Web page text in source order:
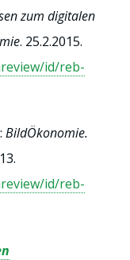
zum digitalen
. 25.2.2015.
id/reb-
BildÖkonomie.
id/reb-